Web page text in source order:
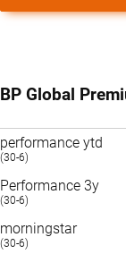
BP Global
performance ytd
(30-6)
Performance 3y
(30-6)
morningstar
(30-6)